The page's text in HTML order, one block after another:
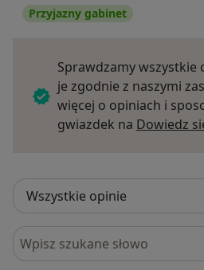
Przyjazny gabinet
Sprawdzamy
je zgodnie z naszymi
więcej o opiniach i
gwiazdek na Dowiedz
Szukaj w opiniach